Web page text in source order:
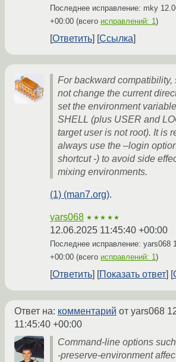
Последнее исправление: mky
+00:00 (всего исправлений: 1 )
Ответить Ссылка
For backward compatibility,
not change the current
set the environment
SHELL (plus USER and
target user is not root). It is
always use the –login
shortcut -) to avoid side
mixing environments.
(1) (man7.org).
yars068 ★★★★★
12.06.2025 11:45:40 +00:00
Последнее исправление: yars068
+00:00 (всего исправлений: 1 )
Ответить Показать ответ
Ответ на: комментарий от yars068
11:45:40 +00:00
Command-line options
-preserve-environment